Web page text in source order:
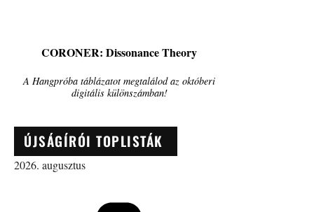
CORONER: Dissonance Theory
A Hangpróba táblázatot megtalálod az októberi
digitális különszámban!
ÚJSÁGÍRÓI TOPLISTÁK
2026. augusztus